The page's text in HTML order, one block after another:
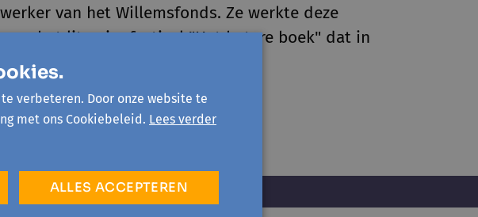
van het Willemsfonds. Ze werkte deze
het literaire festival "Het betere boek" dat in
had.
verbeteren. Door onze website te
met ons Cookiebeleid. Lees verder
ALLES ACCEPTEREN